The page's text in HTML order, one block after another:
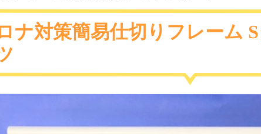
ナ対策簡易仕切りフレーム